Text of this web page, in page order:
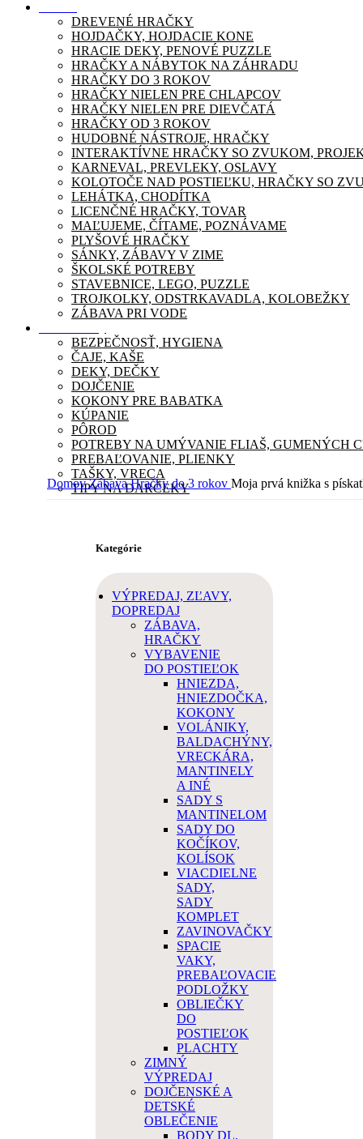
DREVENÉ HRAČKY
HOJDAČKY, HOJDACIE KONE
HRACIE DEKY, PENOVÉ PUZZLE
HRAČKY A NÁBYTOK NA ZÁHRADU
HRAČKY DO 3 ROKOV
HRAČKY NIELEN PRE CHLAPCOV
HRAČKY NIELEN PRE DIEVČATÁ
HRAČKY OD 3 ROKOV
HUDOBNÉ NÁSTROJE, HRAČKY
INTERAKTÍVNE HRAČKY SO ZVUKOM,
KARNEVAL, PREVLEKY, OSLAVY
KOLOTOČE NAD POSTIEĽKU, HRAČKY SO
LEHÁTKA, CHODÍTKA
LICENČNÉ HRAČKY, TOVAR
MAĽUJEME, ČÍTAME, POZNÁVAME
PLYŠOVÉ HRAČKY
SÁNKY, ZÁBAVY V ZIME
ŠKOLSKÉ POTREBY
STAVEBNICE, LEGO, PUZZLE
TROJKOLKY, ODSTRKAVADLA, KOLOBEŽKY
ZÁBAVA PRI VODE
BEZPEČNOSŤ, HYGIENA
ČAJE, KAŠE
DEKY, DEČKY
DOJČENIE
KOKONY PRE BABATKA
KÚPANIE
PÔROD
POTREBY NA UMÝVANIE FLIAŠ, GUMENÝCH
PREBAĽOVANIE, PLIENKY
TAŠKY, VRECA
TIPY NA DARČEKY
DomovZábavaHračky do 3 rokov Moja prvá knižka s
Kategórie
VÝPREDAJ, ZĽAVY,
DOPREDAJ
ZÁBAVA,
HRAČKY
VYBAVENIE
DO POSTIEĽOK
HNIEZDA,
HNIEZDOČKA,
KOKONY
VOLÁNIKY,
BALDACHÝNY,
VRECKÁRA,
MANTINELY
A INÉ
SADY S
MANTINELOM
SADY DO
KOČÍKOV,
KOLÍSOK
VIACDIELNE
SADY,
SADY
KOMPLET
ZAVINOVAČKY
SPACIE
VAKY,
PREBAĽOVACIE
PODLOŽKY
OBLIEČKY
DO
POSTIEĽOK
PLACHTY
ZIMNÝ
VÝPREDAJ
DOJČENSKÉ A
DETSKÉ
OBLEČENIE
BODY DL.